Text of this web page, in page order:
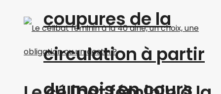
coupures de la
circulation à partir